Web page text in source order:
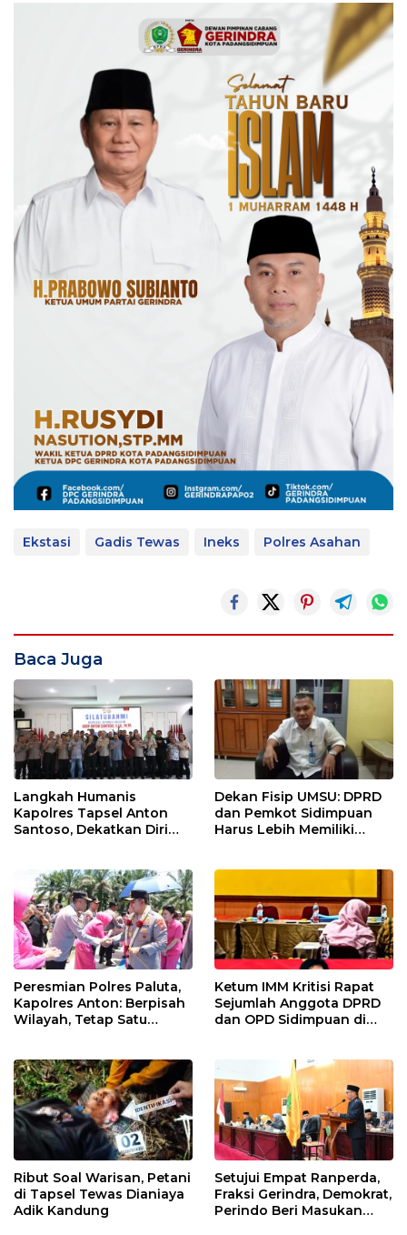
Ekstasi Gadis Tewas Ineks Polres Asahan
Baca Juga
Langkah Humanis
Kapolres Tapsel Anton
Santoso, Dekatkan Diri
Dekan Fisip UMSU: DPRD
dan Pemkot Sidimpuan
Harus Lebih Memiliki
Peresmian Polres Paluta,
Kapolres Anton: Berpisah
Wilayah, Tetap Satu
Ketum IMM Kritisi Rapat
Sejumlah Anggota DPRD
dan OPD Sidimpuan di
Ribut Soal Warisan, Petani
di Tapsel Tewas Dianiaya
Adik Kandung
Setujui Empat Ranperda,
Fraksi Gerindra, Demokrat,
Perindo Beri Masukan